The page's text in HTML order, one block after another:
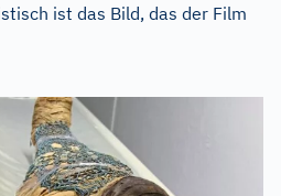
ist das Bild, das der Film